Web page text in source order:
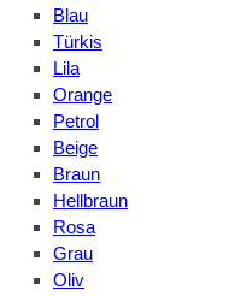
Blau
Türkis
Lila
Orange
Petrol
Beige
Braun
Hellbraun
Rosa
Grau
Oliv